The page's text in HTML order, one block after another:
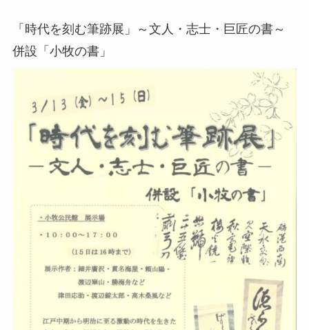
「時代を刻む筆跡展」～文人・志士・巨匠の書～
併設「小牧の書」